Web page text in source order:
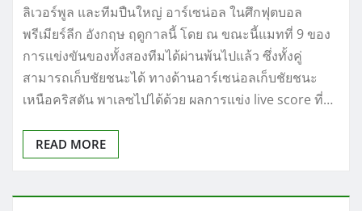
ลิเวอร์พูล และทีมปืนใหญ่ อาร์เซน่อล ในศึกฟุตบอล
พรีเมียร์ลีก อังกฤษ ฤดูกาลนี้ โดย ณ ขณะนี้แมทที่ 9 ของ
การแข่งขันของทั้งสองทีมได้ผ่านพ้นไปแล้ว ซึ่งทั้งคู่
สามารถเก็บชัยชนะได้ ทางด้านอาร์เซน่อลเก็บชัยชนะ
เหนือคริสตัน พาเลซไปได้ด้วย ผลการแข่ง live score ที่…
READ MORE